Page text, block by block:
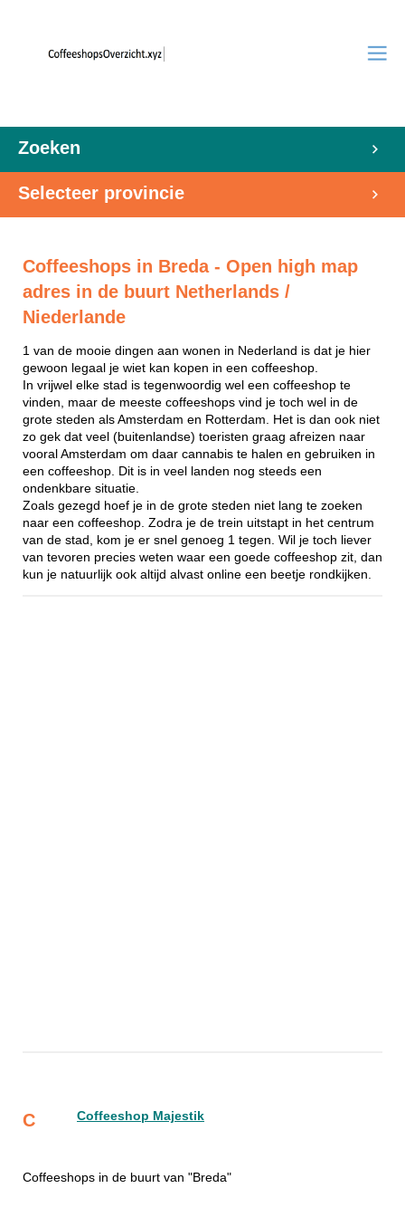
Zoeken
Selecteer provincie
Coffeeshops in Breda - Open high map
adres in de buurt Netherlands /
Niederlande
1 van de mooie dingen aan wonen in Nederland is dat je hier
gewoon legaal je wiet kan kopen in een coffeeshop.
In vrijwel elke stad is tegenwoordig wel een coffeeshop te
vinden, maar de meeste coffeeshops vind je toch wel in de
grote steden als Amsterdam en Rotterdam. Het is dan ook niet
zo gek dat veel (buitenlandse) toeristen graag afreizen naar
vooral Amsterdam om daar cannabis te halen en gebruiken in
een coffeeshop. Dit is in veel landen nog steeds een
ondenkbare situatie.
Zoals gezegd hoef je in de grote steden niet lang te zoeken
naar een coffeeshop. Zodra je de trein uitstapt in het centrum
van de stad, kom je er snel genoeg 1 tegen. Wil je toch liever
van tevoren precies weten waar een goede coffeeshop zit, dan
kun je natuurlijk ook altijd alvast online een beetje rondkijken.
C Coffeeshop Majestik
Coffeeshops in de buurt van "Breda"